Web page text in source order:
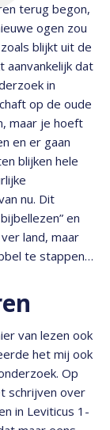
terug begon,
ogen zou
blijkt uit de
aanvankelijk dat
in
op de oude
maar je hoeft
en er gaan
blijken hele
nu. Dit
en
land, maar
te stappen…
van lezen ook
het mij ook
Op
schrijven over
in Leviticus 1-